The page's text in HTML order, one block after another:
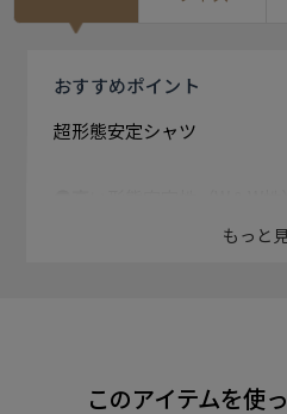
おすすめポイント
超形態安定シャツ
通常の形態安定加工よりも
長時間着用するビジネスシ
もっと
このアイテムを使